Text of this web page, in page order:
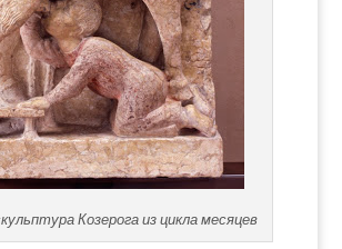
Козерога из цикла месяцев